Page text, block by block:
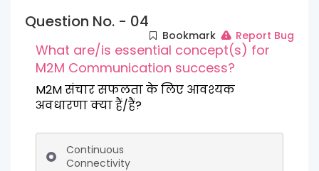
Question No. - 04
Bookmark Report Bug
What are/is essential concept(s) for
M2M Communication success?
M2M संचार सफलता के लिए आवश्यक
अवधारणा क्या हैं/हैं?
Continuous
Connectivity